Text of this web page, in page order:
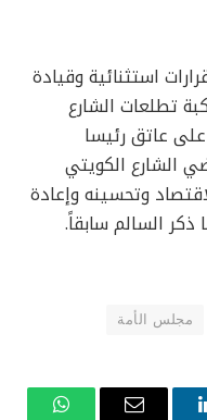
استثنائية وقيادة
تطلعات الشارع
عاتق رئيسا
الشارع الكويتي
وتحسينه وإعادة
ذكر السالم سابقاً.
مجلس الأمة